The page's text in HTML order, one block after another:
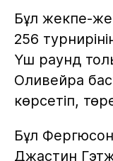
Бұл жекпе-
256
Үш раунд
Оливейра
көрсетіп,
Бұл
Джастин